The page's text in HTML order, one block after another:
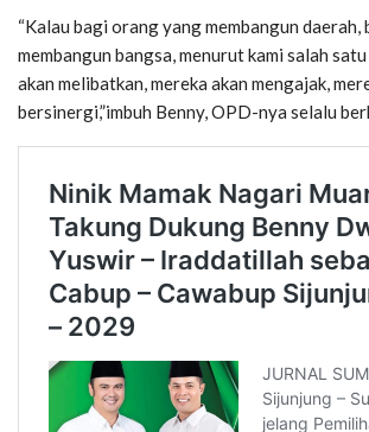
“Kalau bagi orang yang membangun
membangun bangsa, menurut kami salah
akan melibatkan, mereka akan mengajak,
bersinergi,”imbuh Benny, OPD-nya selalu